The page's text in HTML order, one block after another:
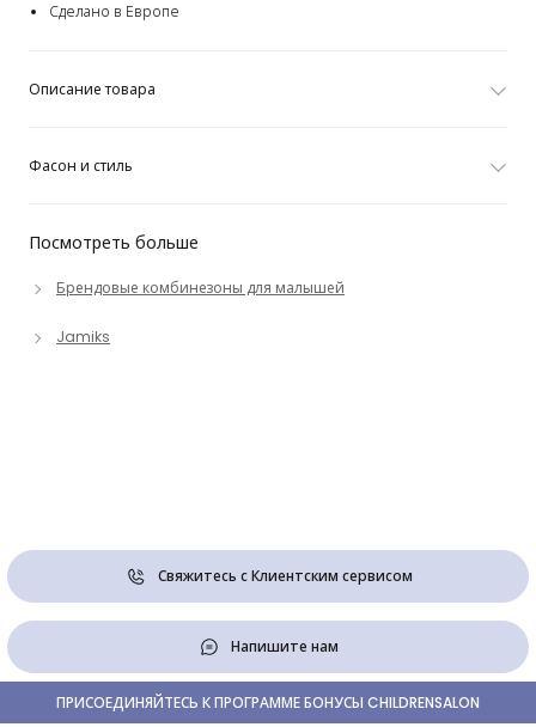
Посмотреть больше
Брендовые комбинезоны для малышей
Jamiks
Сделано в Европе
Описание товара
Фасон и стиль
Свяжитесь с Клиентским сервисом
Напишите нам
ПРИСОЕДИНЯЙТЕСЬ К ПРОГРАММЕ БОНУСЫ CHILDRENSALON